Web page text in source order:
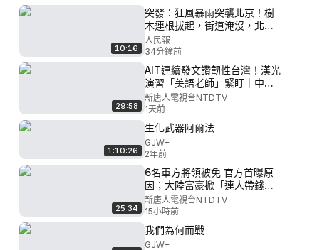
10:16
突發：狂風暴雨突襲北京！樹
木連根拔起，街道淹沒，北京
城瞬間癱瘓了！｜ #人民報
人民報
34分鐘前
29:58
AIT連續發文讚韌性台灣！漢光
演習「美語老師」緊盯｜中共
海警船撞自家軍艦奪2命！掩蓋
一年後才曝光｜20260807(五)
｜新唐人電視台
新唐人電視台NTDTV
1天前
1:10:26
生化武器阿爾法
GJW+
2年前
25:34
6名軍方將領被免 官方首曝原
因；大陸富豪掀「連人帶錢」
出走潮；中國20款路由器藏後
門；漢光演習五大前所未有；
美擬限制中國數據中心設備進
口|【#中國禁聞】 8月7日完整
新唐人電視台NTDTV
15小時前
我們為何而戰
GJW+